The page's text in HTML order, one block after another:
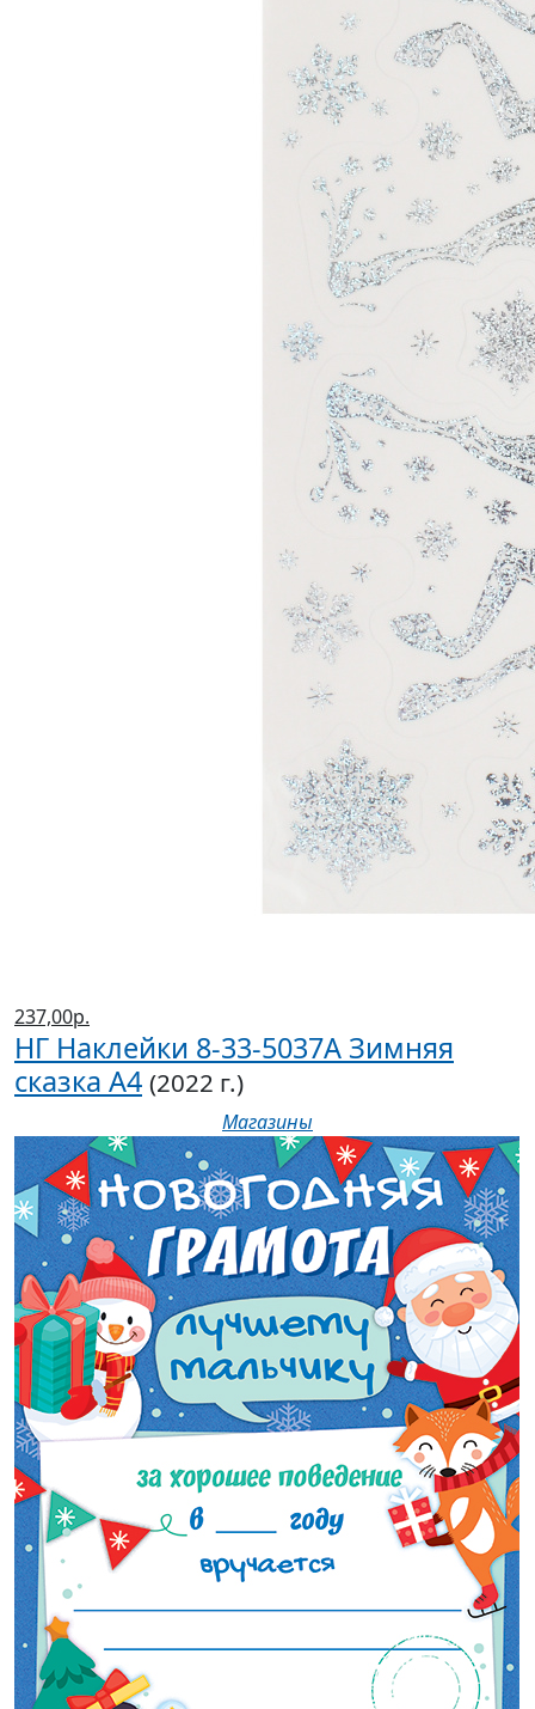
237,00р.
НГ Наклейки 8-33-5037А Зимняя
сказка А4 (2022 г.)
Магазины